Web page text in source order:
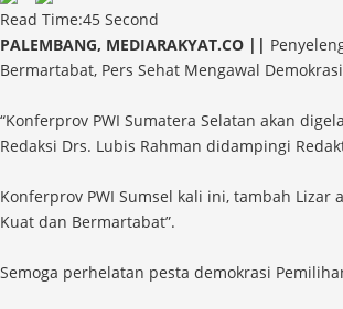
Read Time:45 Second
PALEMBANG, MEDIARAKYAT.CO ||
Bermartabat, Pers Sehat Mengawal
“Konferprov PWI Sumatera Selatan akan
Redaksi Drs. Lubis Rahman didampingi
Konferprov PWI Sumsel kali ini, tambah Lizar
Kuat dan Bermartabat”.
Semoga perhelatan pesta demokrasi